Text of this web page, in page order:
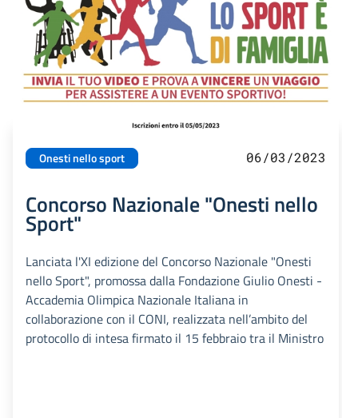
Onesti nello sport 06/03/2023
Concorso Nazionale "Onesti nello
Sport"
Lanciata l'XI edizione del Concorso Nazionale "Onesti
nello Sport", promossa dalla Fondazione Giulio Onesti -
Accademia Olimpica Nazionale Italiana in
collaborazione con il CONI, realizzata nell’ambito del
protocollo di intesa firmato il 15 febbraio tra il Ministro